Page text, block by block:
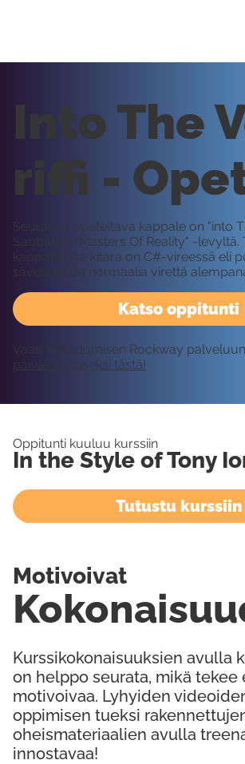
Katso oppitunti
Into The
riffi -
Seuraava opeteltava kappale on "into
Sabbathin "Masters Of Reality" -levyltä.
kappaleessa kitara on C#-vireessä eli
sävelaskelta normaalia virettä
Vaatii kirjautumisen Rockway
päivää ilmaiseksi tästä!
Oppitunti kuuluu kurssiin
In the Style of Tony
Tutustu kurssiin
Kurssikokonaisuuksien avulla
on helppo seurata, mikä tekee
motivoivaa. Lyhyiden
oppimisen tueksi
oheismateriaalien avulla
innostavaa!
Motivoivat